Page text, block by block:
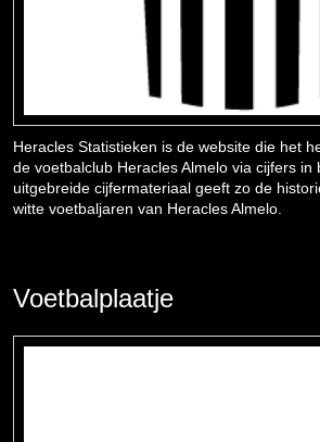
Heracles Statistieken is de website die het
de voetbalclub Heracles Almelo via cijfers in
uitgebreide cijfermateriaal geeft zo de
witte voetbaljaren van Heracles Almelo.
Voetbalplaatje